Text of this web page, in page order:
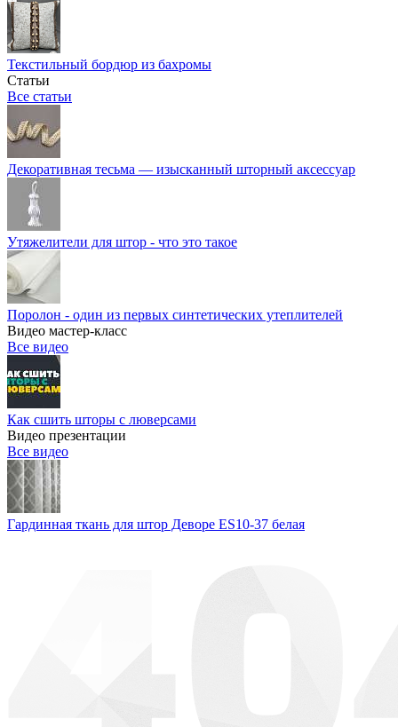
Текстильный бордюр из бахромы
Статьи
Все статьи
Декоративная тесьма — изысканный шторный аксессуар
Утяжелители для штор - что это такое
Поролон - один из первых синтетических утеплителей
Видео мастер-класс
Все видео
Как сшить шторы с люверсами
Видео презентации
Все видео
Гардинная ткань для штор Деворе ES10-37 белая